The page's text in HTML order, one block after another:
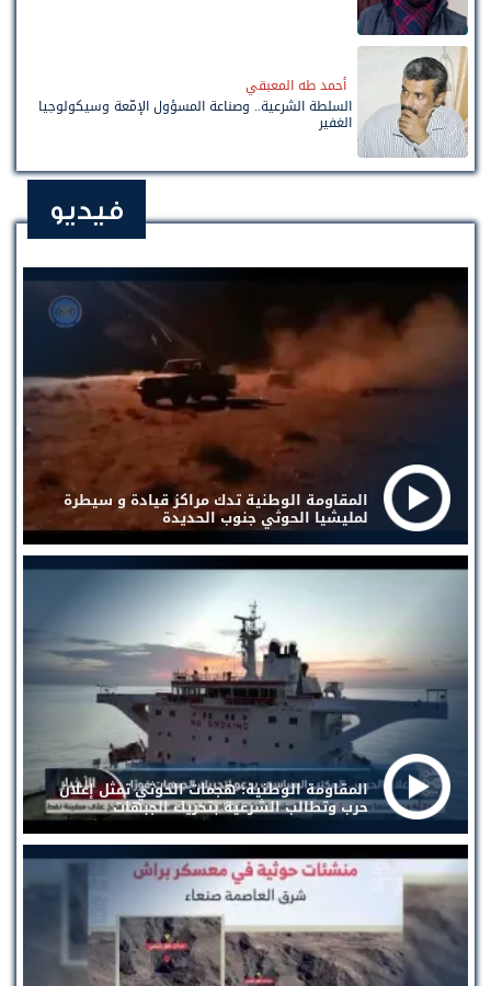
أحمد طه المعبقي
السلطة الشرعية.. وصناعة المسؤول الإمّعة وسيكولوجيا
الغفير
فيديو
المقاومة الوطنية تدك مراكز قيادة و سيطرة
لمليشيا الحوثي جنوب الحديدة
المقاومة الوطنية: هجمات الحوثي تمثل إعلان
حرب وتطالب الشرعية بتحريك الجبهات